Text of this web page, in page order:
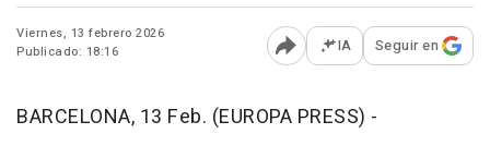
Viernes, 13 febrero 2026
Publicado: 18:16
Abrir opciones para
IA Seguir en
BARCELONA, 13 Feb. (EUROPA PRESS) -